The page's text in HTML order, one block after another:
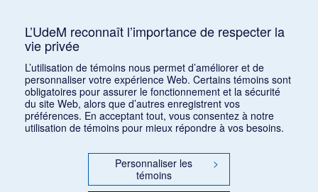
L’UdeM reconnaît l’importance de respecter la
vie privée
L’utilisation de témoins nous permet d’améliorer et de
personnaliser votre expérience Web. Certains témoins sont
obligatoires pour assurer le fonctionnement et la sécurité
du site Web, alors que d’autres enregistrent vos
préférences. En acceptant tout, vous consentez à notre
utilisation de témoins pour mieux répondre à vos besoins.
Personnaliser les
témoins
>